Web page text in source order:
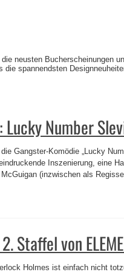
neusten Bucherscheinungen
die spannendsten
Number
Gangster-Komödie „Lucky
Inszenierung, eine
(inzwischen als
Staffel von
Holmes ist einfach nicht